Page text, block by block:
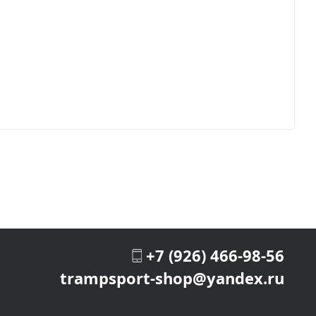
+7 (926) 466-98-56
trampsport-shop@yandex.ru